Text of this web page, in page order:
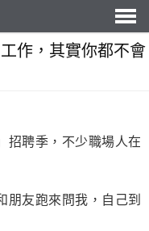
導
作，其實你都不會
聘季，不少職場人在
友跑來問我，自己到